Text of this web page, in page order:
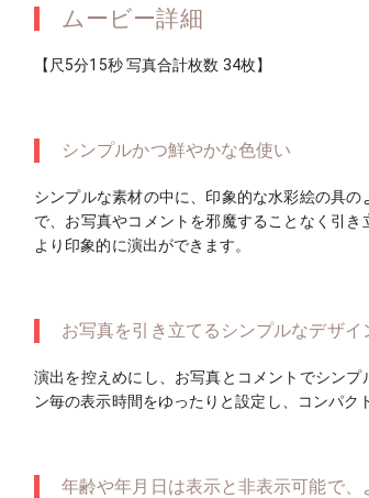
ムービー詳細
【尺5分15秒 写真合計枚数 34枚】
シンプルかつ鮮やかな色使い
シンプルな素材の中に、印象的な水彩絵の具
で、お写真やコメントを邪魔することなく引
より印象的に演出ができます。
お写真を引き立てるシンプルなデザイ
演出を控えめにし、お写真とコメントでシン
ン毎の表示時間をゆったりと設定し、コンパク
年齢や年月日は表示と非表示可能で